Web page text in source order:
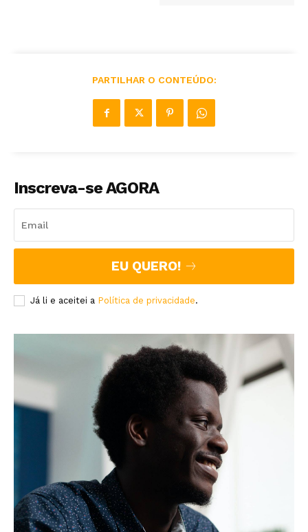
PARTILHAR O CONTEÚDO:
Inscreva-se AGORA
EU QUERO!
Já li e aceitei a Política de privacidade.